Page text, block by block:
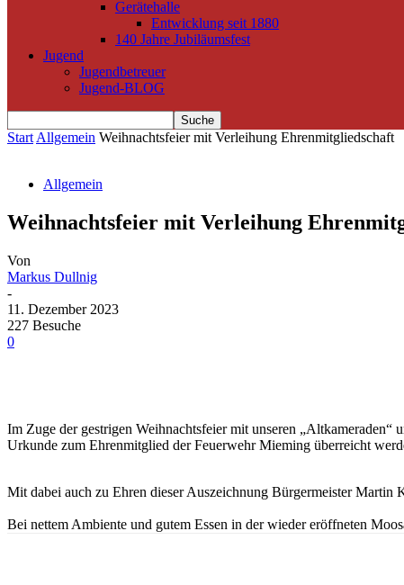
Gerätehalle
Entwicklung seit 1880
140 Jahre Jubiläumsfest
Jugend
Jugendbetreuer
Jugend-BLOG
Start Allgemein Weihnachtsfeier mit Verleihung Ehrenmitgliedschaft
Allgemein
Weihnachtsfeier mit Verleihung
Von
Markus Dullnig
-
11. Dezember 2023
227 Besuche
0
Im Zuge der gestrigen Weihnachtsfeier mit unseren
Urkunde zum Ehrenmitglied der Feuerwehr Mieming überreicht
Mit dabei auch zu Ehren dieser Auszeichnung Bürgermeister
Bei nettem Ambiente und gutem Essen in der wieder eröffneten